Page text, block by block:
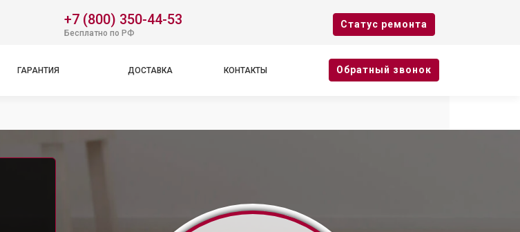
+7 (800) 350-44-53
Бесплатно по РФ
Cтатус ремонта
ГАРАНТИЯ ДОСТАВКА КОНТАКТЫ Oбратный звонок